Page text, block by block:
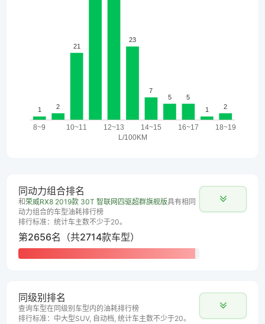
同动力组合排名
和荣威RX8 2019款 30T 智联网四驱超群旗舰版具有相同
动力组合的车型油耗排行榜
排行标准：统计车主数不少于20。
第2656名（共2714款车型）
同级别排名
查询车型在同级别车型内的油耗排行榜
排行标准：中大型SUV, 自动档, 统计车主数不少于20。